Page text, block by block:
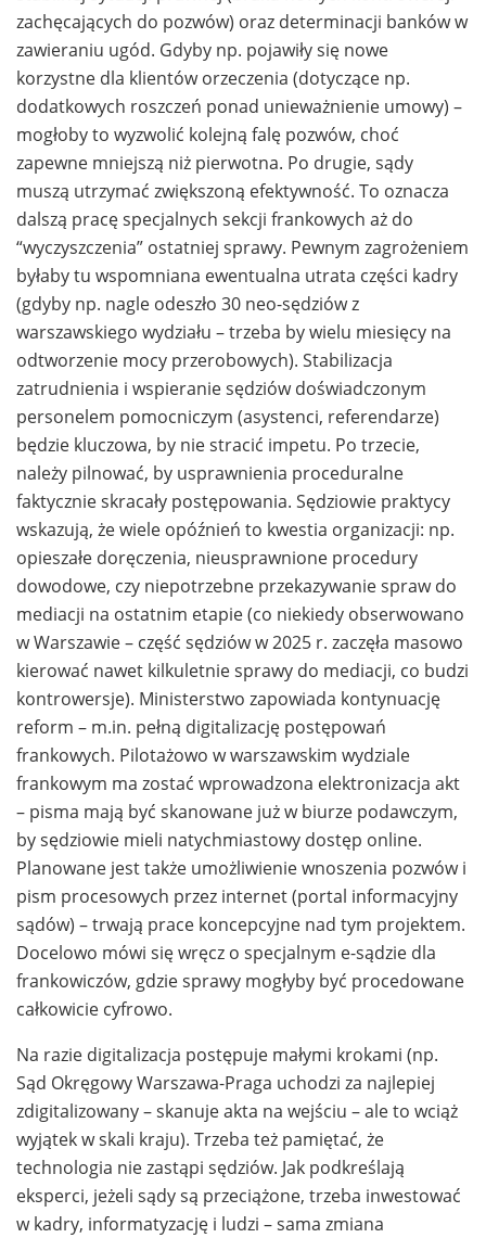
zachęcających do pozwów) oraz determinacji banków w
zawieraniu ugód. Gdyby np. pojawiły się nowe
korzystne dla klientów orzeczenia (dotyczące np.
dodatkowych roszczeń ponad unieważnienie umowy) –
mogłoby to wyzwolić kolejną falę pozwów, choć
zapewne mniejszą niż pierwotna. Po drugie, sądy
muszą utrzymać zwiększoną efektywność. To oznacza
dalszą pracę specjalnych sekcji frankowych aż do
“wyczyszczenia” ostatniej sprawy. Pewnym zagrożeniem
byłaby tu wspomniana ewentualna utrata części kadry
(gdyby np. nagle odeszło 30 neo-sędziów z
warszawskiego wydziału – trzeba by wielu miesięcy na
odtworzenie mocy przerobowych). Stabilizacja
zatrudnienia i wspieranie sędziów doświadczonym
personelem pomocniczym (asystenci, referendarze)
będzie kluczowa, by nie stracić impetu. Po trzecie,
należy pilnować, by usprawnienia proceduralne
faktycznie skracały postępowania. Sędziowie praktycy
wskazują, że wiele opóźnień to kwestia organizacji: np.
opieszałe doręczenia, nieusprawnione procedury
dowodowe, czy niepotrzebne przekazywanie spraw do
mediacji na ostatnim etapie (co niekiedy obserwowano
w Warszawie – część sędziów w 2025 r. zaczęła masowo
kierować nawet kilkuletnie sprawy do mediacji, co budzi
kontrowersje). Ministerstwo zapowiada kontynuację
reform – m.in. pełną digitalizację postępowań
frankowych. Pilotażowo w warszawskim wydziale
frankowym ma zostać wprowadzona elektronizacja akt
– pisma mają być skanowane już w biurze podawczym,
by sędziowie mieli natychmiastowy dostęp online.
Planowane jest także umożliwienie wnoszenia pozwów i
pism procesowych przez internet (portal informacyjny
sądów) – trwają prace koncepcyjne nad tym projektem.
Docelowo mówi się wręcz o specjalnym e-sądzie dla
frankowiczów, gdzie sprawy mogłyby być procedowane
całkowicie cyfrowo.
Na razie digitalizacja postępuje małymi krokami (np.
Sąd Okręgowy Warszawa-Praga uchodzi za najlepiej
zdigitalizowany – skanuje akta na wejściu – ale to wciąż
wyjątek w skali kraju). Trzeba też pamiętać, że
technologia nie zastąpi sędziów. Jak podkreślają
eksperci, jeżeli sądy są przeciążone, trzeba inwestować
w kadry, informatyzację i ludzi – sama zmiana